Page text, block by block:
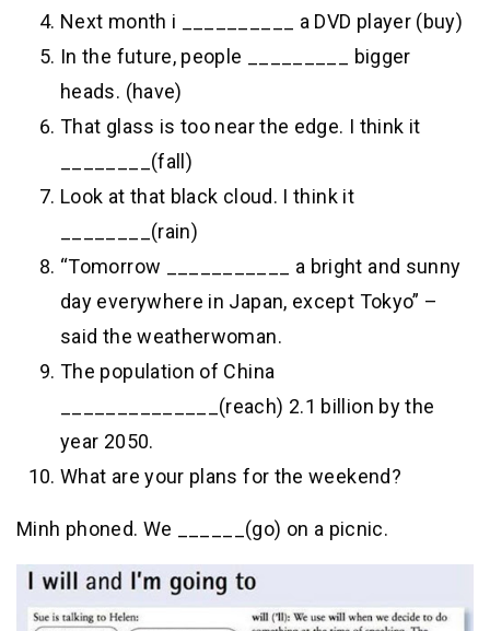
Next month i __________ a DVD player (buy)
In the future, people _________ bigger
heads. (have)
That glass is too near the edge. I think it
________(fall)
Look at that black cloud. I think it
________(rain)
“Tomorrow ___________ a bright and sunny
day everywhere in Japan, except Tokyo” –
said the weatherwoman.
The population of China
______________(reach) 2.1 billion by the
year 2050.
What are your plans for the weekend?
Minh phoned. We ______(go) on a picnic.